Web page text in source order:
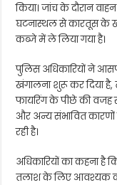
किया। जांच के दौरान
घटनास्थल से कारतूस के
कब्जे में ले लिया गया है।
पुलिस अधिकारियों ने
खंगालना शुरू कर दिया है,
फायरिंग के पीछे की वजह
और अन्य संभावित
रही है।
अधिकारियों का कहना है
तलाश के लिए आवश्यक